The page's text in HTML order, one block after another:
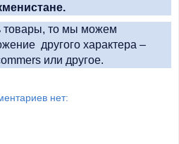
товары, то мы можем
другого характера –
или другое.
нет: